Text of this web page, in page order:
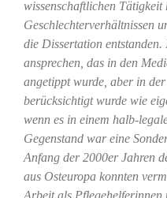
wissenschaftlichen
Geschlechterverhältnissen
die Dissertation
ansprechen, das in den
angetippt wurde, aber in
berücksichtigt wurde wie
wenn es in einem halb-
Gegenstand war eine
Anfang der 2000er Jahren
aus Osteuropa konnten
Arbeit als